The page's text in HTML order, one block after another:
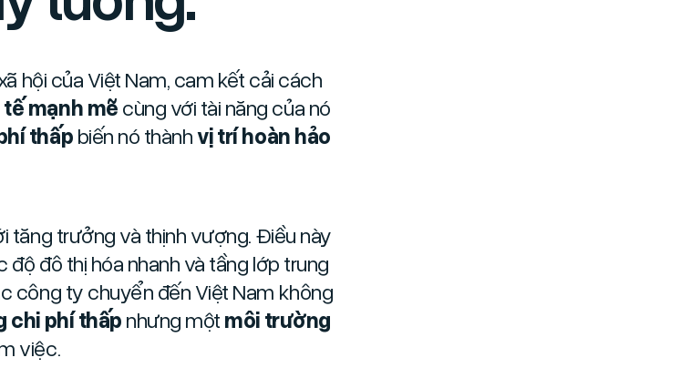
hội của Việt Nam, cam kết cải cách
mạnh mẽ cùng với tài năng của nó
thấp biến nó thànhvị trí hoàn hảo
tăng trưởng và thịnh vượng. Điều này
đô thị hóa nhanh và tầng lớp trung
công ty chuyển đến Việt Nam không
chi phí thấp nhưng một môi trường
việc.